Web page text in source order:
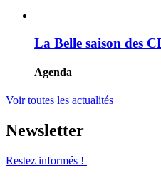
La Belle saison des
Agenda
Voir toutes les actualités
Newsletter
Restez informés !